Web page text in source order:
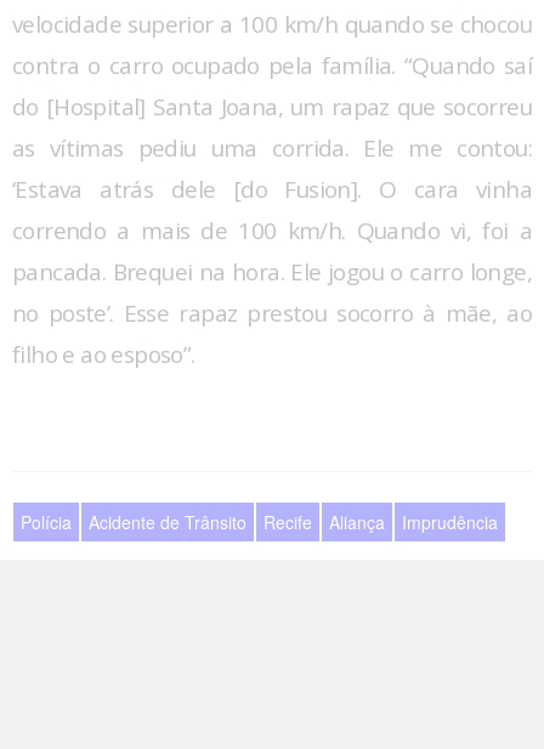
velocidade superior a 100 km/h quando se chocou
contra o carro ocupado pela família. “Quando saí
do [Hospital] Santa Joana, um rapaz que socorreu
as vítimas pediu uma corrida. Ele me contou:
‘Estava atrás dele [do Fusion]. O cara vinha
correndo a mais de 100 km/h. Quando vi, foi a
pancada. Brequei na hora. Ele jogou o carro longe,
no poste’. Esse rapaz prestou socorro à mãe, ao
filho e ao esposo”.
Polícia Acidente de Trânsito Recife Aliança Imprudência